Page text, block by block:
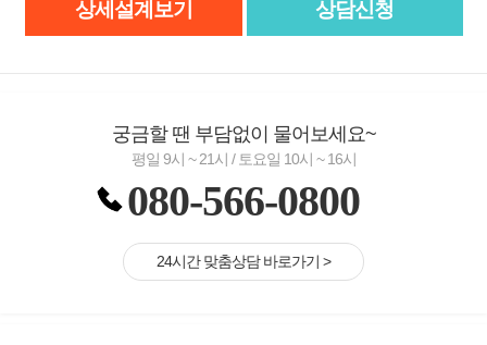
상세설계보기 상담신청
궁금할 땐 부담없이 물어보세요~
평일 9시 ~ 21시 / 토요일 10시 ~ 16시
080-566-0800
24시간 맞춤상담 바로가기 >